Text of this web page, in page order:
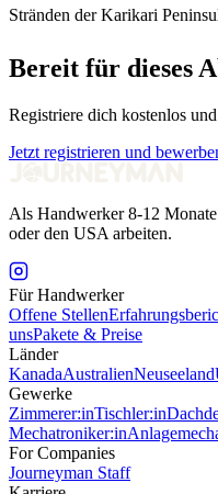
Stränden der Karikari
Bereit für dieses
Registriere dich kostenlos
Jetzt registrieren und
Als Handwerker 8-12
oder den USA arbeiten.
Für Handwerker
Offene Stellen
unsPakete & Preise
Länder
KanadaAustralienNeuseeland
Gewerke
Zimmerer:inTischler:in
Mechatroniker:in
For Companies
Journeyman Staff